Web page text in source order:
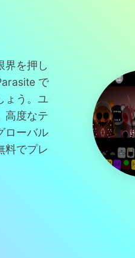
界を押し
で
ょう。ユ
高度なテ
ローバル
料でプレ